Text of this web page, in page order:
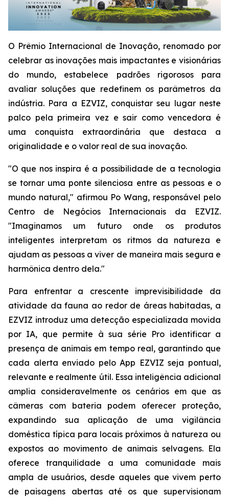
O Prêmio Internacional de Inovação, renomado por
celebrar as inovações mais impactantes e visionárias
do mundo, estabelece padrões rigorosos para
avaliar soluções que redefinem os parâmetros da
indústria. Para a EZVIZ, conquistar seu lugar neste
palco pela primeira vez e sair como vencedora é
uma conquista extraordinária que destaca a
originalidade e o valor real de sua inovação.
"O que nos inspira é a possibilidade de a tecnologia
se tornar uma ponte silenciosa entre as pessoas e o
mundo natural," afirmou Po Wang, responsável pelo
Centro de Negócios Internacionais da EZVIZ.
"Imaginamos um futuro onde os produtos
inteligentes interpretam os ritmos da natureza e
ajudam as pessoas a viver de maneira mais segura e
harmônica dentro dela."
Para enfrentar a crescente imprevisibilidade da
atividade da fauna ao redor de áreas habitadas, a
EZVIZ introduz uma detecção especializada movida
por IA, que permite à sua série Pro identificar a
presença de animais em tempo real, garantindo que
cada alerta enviado pelo App EZVIZ seja pontual,
relevante e realmente útil. Essa inteligência adicional
amplia consideravelmente os cenários em que as
câmeras com bateria podem oferecer proteção,
expandindo sua aplicação de uma vigilância
doméstica típica para locais próximos à natureza ou
expostos ao movimento de animais selvagens. Ela
oferece tranquilidade a uma comunidade mais
ampla de usuários, desde aqueles que vivem perto
de paisagens abertas até os que supervisionam